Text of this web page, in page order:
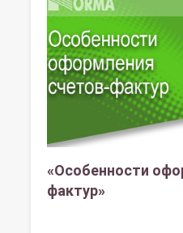
«Особенности
фактур»